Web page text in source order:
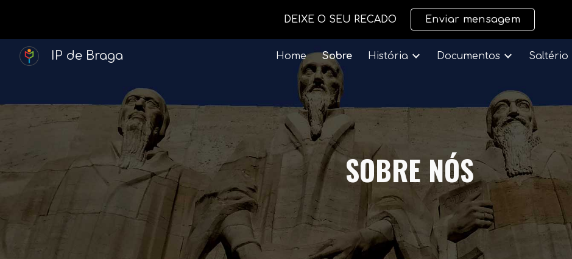
Skip to main content Skip to navigation
DEIXE O SEU RECADO Enviar mensagem
IP de Braga Home Sobre História Documentos Saltério
SOBRE NÓS